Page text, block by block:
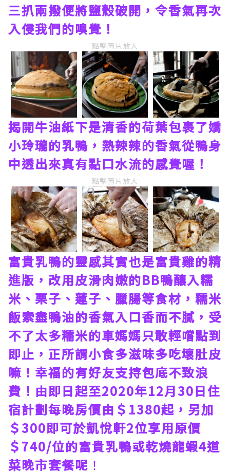
三扒兩撥便將鹽殼破開，令香氣再次
入侵我們的嗅覺！
點擊圖片放大
揭開牛油紙下是清香的荷葉包裹了嬌
小玲瓏的乳鴨，熱辣辣的香氣從鴨身
中透出來真有點口水流的感覺喔！
點擊圖片放大
富貴乳鴨的靈感其實也是富貴雞的精
進版，改用皮滑肉嫩的BB鴨釀入糯
米、栗子、蓮子、臘腸等食材，糯米
飯索盡鴨油的香氣入口香而不膩，受
不了太多糯米的車媽媽只敢輕嚐點到
即止，正所謂小食多滋味多吃壞肚皮
嘛！幸福的有好友支持包底不致浪
費！由即日起至2020年12月30日住
宿計劃每晚房價由＄1380起，另加
＄300即可於凱悅軒2位享用原價
＄740/位的富貴乳鴨或乾燒龍蝦4道
菜晚市套餐呢 ！